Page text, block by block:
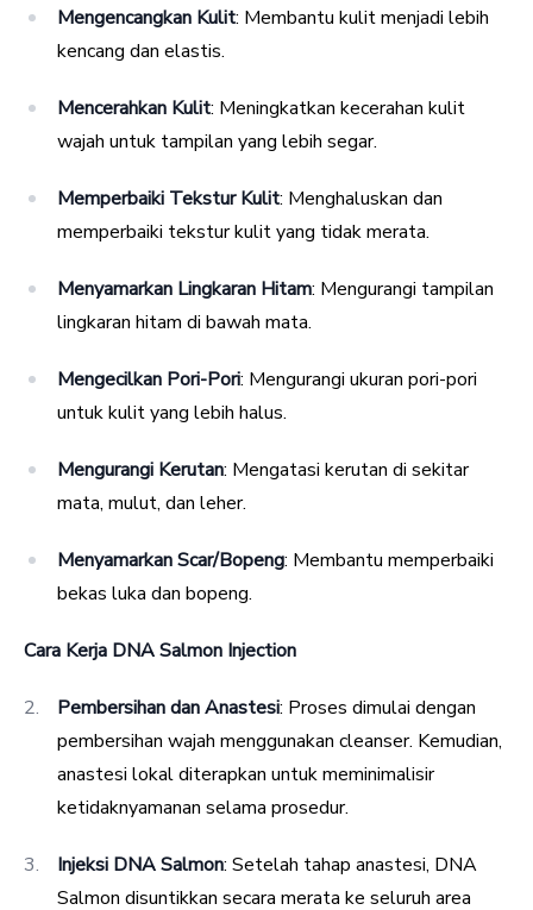
Mengencangkan Kulit: Membantu kulit menjadi lebih
kencang dan elastis.
Mencerahkan Kulit: Meningkatkan kecerahan kulit
wajah untuk tampilan yang lebih segar.
Memperbaiki Tekstur Kulit: Menghaluskan dan
memperbaiki tekstur kulit yang tidak merata.
Menyamarkan Lingkaran Hitam: Mengurangi tampilan
lingkaran hitam di bawah mata.
Mengecilkan Pori-Pori: Mengurangi ukuran pori-pori
untuk kulit yang lebih halus.
Mengurangi Kerutan: Mengatasi kerutan di sekitar
mata, mulut, dan leher.
Menyamarkan Scar/Bopeng: Membantu memperbaiki
bekas luka dan bopeng.
Cara Kerja DNA Salmon Injection
Pembersihan dan Anastesi: Proses dimulai dengan
pembersihan wajah menggunakan cleanser. Kemudian,
anastesi lokal diterapkan untuk meminimalisir
ketidaknyamanan selama prosedur.
Injeksi DNA Salmon: Setelah tahap anastesi, DNA
Salmon disuntikkan secara merata ke seluruh area